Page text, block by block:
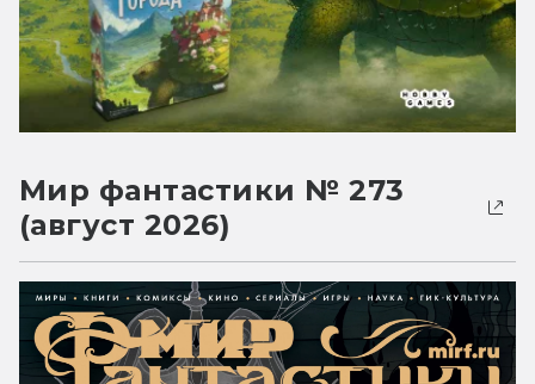
Мир фантастики № 273
(август 2026)